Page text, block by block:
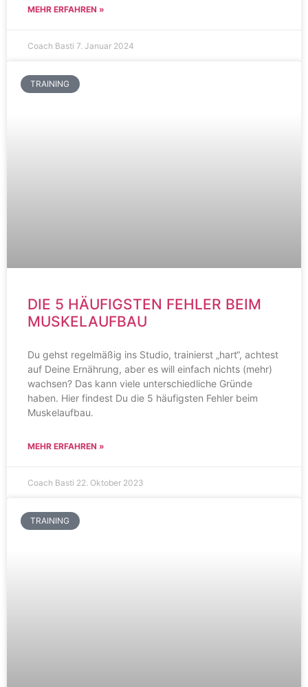
MEHR ERFAHREN »
Coach Basti 7. Januar 2024
TRAINING
DIE 5 HÄUFIGSTEN FEHLER BEIM
MUSKELAUFBAU
Du gehst regelmäßig ins Studio, trainierst „hart“, achtest
auf Deine Ernährung, aber es will einfach nichts (mehr)
wachsen? Das kann viele unterschiedliche Gründe
haben. Hier findest Du die 5 häufigsten Fehler beim
Muskelaufbau.
MEHR ERFAHREN »
Coach Basti 22. Oktober 2023
TRAINING